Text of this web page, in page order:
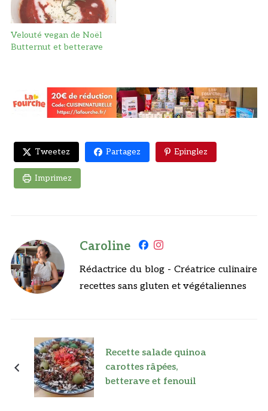
Velouté vegan de Noël
Butternut et betterave
Tweetez Partagez Epinglez
Imprimez
Caroline
Rédactrice du blog - Créatrice culinaire
recettes sans gluten et végétaliennes
Recette salade quinoa
carottes râpées,
betterave et fenouil